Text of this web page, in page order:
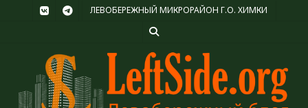
ЛЕВОБЕРЕЖНЫЙ МИКРОРАЙОН Г.О. ХИМКИ